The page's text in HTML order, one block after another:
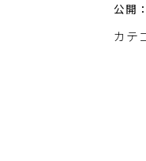
公開
カテ